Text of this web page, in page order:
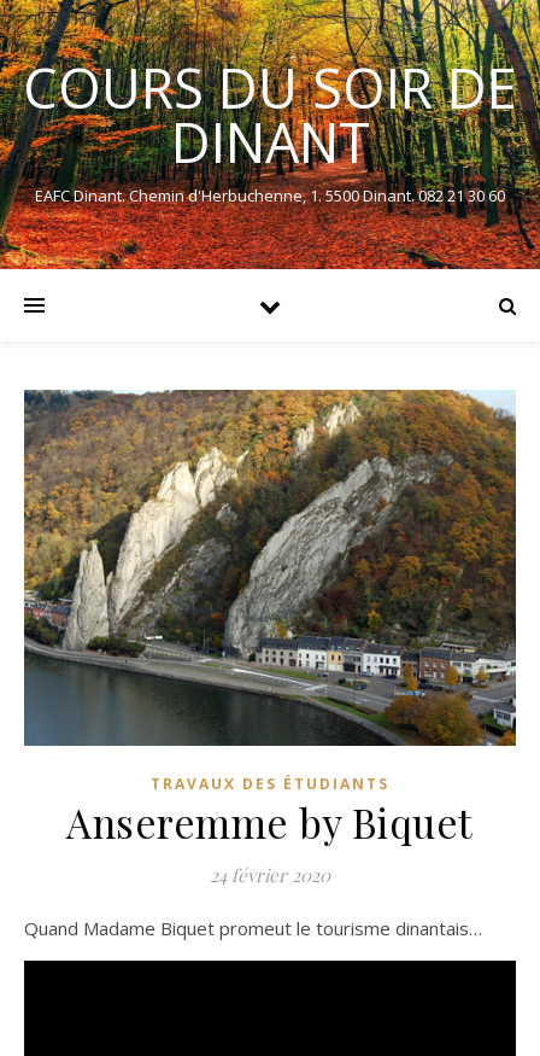
COURS DU SOIR DE
DINANT
EAFC Dinant. Chemin d'Herbuchenne, 1. 5500 Dinant. 082 21 30 60
TRAVAUX DES ÉTUDIANTS
Anseremme by Biquet
24 février 2020
Quand Madame Biquet promeut le tourisme dinantais…